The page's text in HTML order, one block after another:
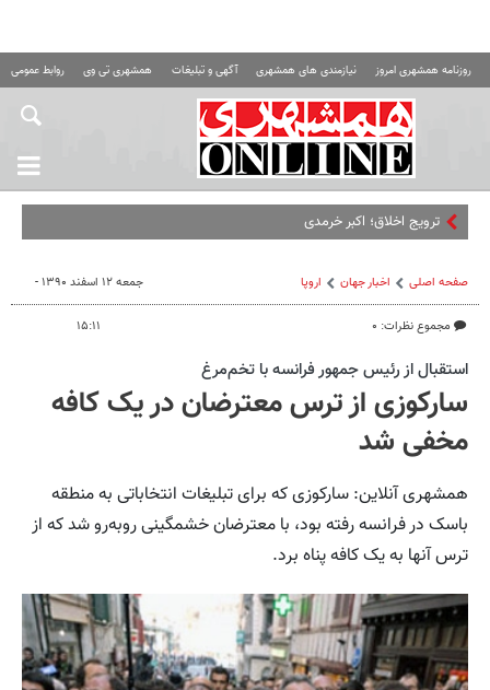
روزنامه همشهری امروز نیازمندی های همشهری آگهی و تبلیغات همشهری تی وی روابط عمومی
ترویج اخلاق؛ اکبر خرمدین خودش را یک
صفحه اصلی اخبار جهان اروپا
مجموع نظرات: ۰
جمعه ۱۲ اسفند ۱۳۹۰ -
۱۵:۱۱
استقبال از رئيس جمهور فرانسه با تخم‌مرغ
سارکوزی از ترس معترضان در یک کافه
مخفی شد
همشهری آنلاین: سارکوزی که برای تبلیغات انتخاباتی به منطقه
باسک در فرانسه رفته بود، با معترضان خشمگینی روبه‌رو شد که از
ترس آنها به یک کافه پناه برد.